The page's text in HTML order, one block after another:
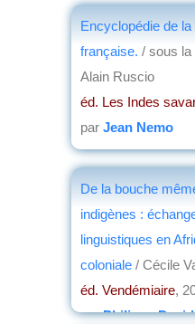
Encyclopédie de
française. / sous la
Alain Ruscio
éd. Les Indes
par Jean Nemo
De la bouche
indigènes :
linguistiques en
coloniale / Cécile
éd. Vendémiaire,
parPhilippe David